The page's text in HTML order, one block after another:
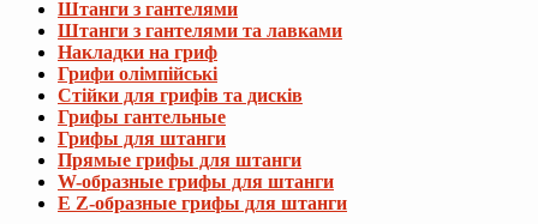
Штанги з гантелями
Штанги з гантелями та лавками
Накладки на гриф
Грифи олімпійські
Стійки для грифів та дисків
Грифы гантельные
Грифы для штанги
Прямые грифы для штанги
W-образные грифы для штанги
E Z-образные грифы для штанги